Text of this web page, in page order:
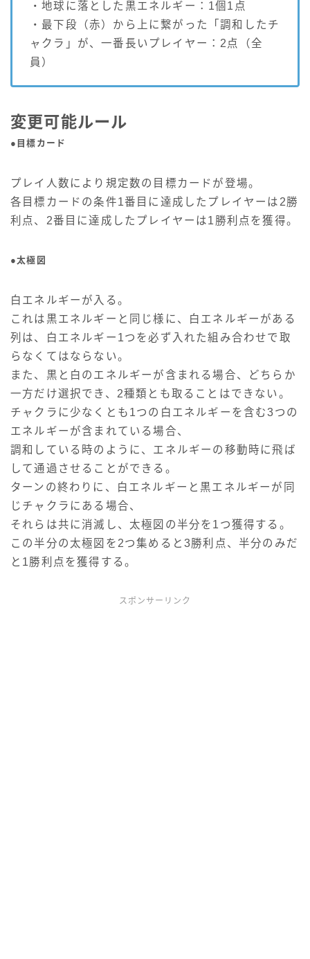
・地球に落とした黒エネルギー：1個1点
・最下段（赤）から上に繋がった「調和したチ
ャクラ」が、一番長いプレイヤー：2点（全
員）
変更可能ルール
●目標カード
プレイ人数により規定数の目標カードが登場。
各目標カードの条件1番目に達成したプレイヤーは2勝
利点、2番目に達成したプレイヤーは1勝利点を獲得。
●太極図
白エネルギーが入る。
これは黒エネルギーと同じ様に、白エネルギーがある
列は、白エネルギー1つを必ず入れた組み合わせで取
らなくてはならない。
また、黒と白のエネルギーが含まれる場合、どちらか
一方だけ選択でき、2種類とも取ることはできない。
チャクラに少なくとも1つの白エネルギーを含む3つの
エネルギーが含まれている場合、
調和している時のように、エネルギーの移動時に飛ば
して通過させることができる。
ターンの終わりに、白エネルギーと黒エネルギーが同
じチャクラにある場合、
それらは共に消滅し、太極図の半分を1つ獲得する。
この半分の太極図を2つ集めると3勝利点、半分のみだ
と1勝利点を獲得する。
スポンサーリンク